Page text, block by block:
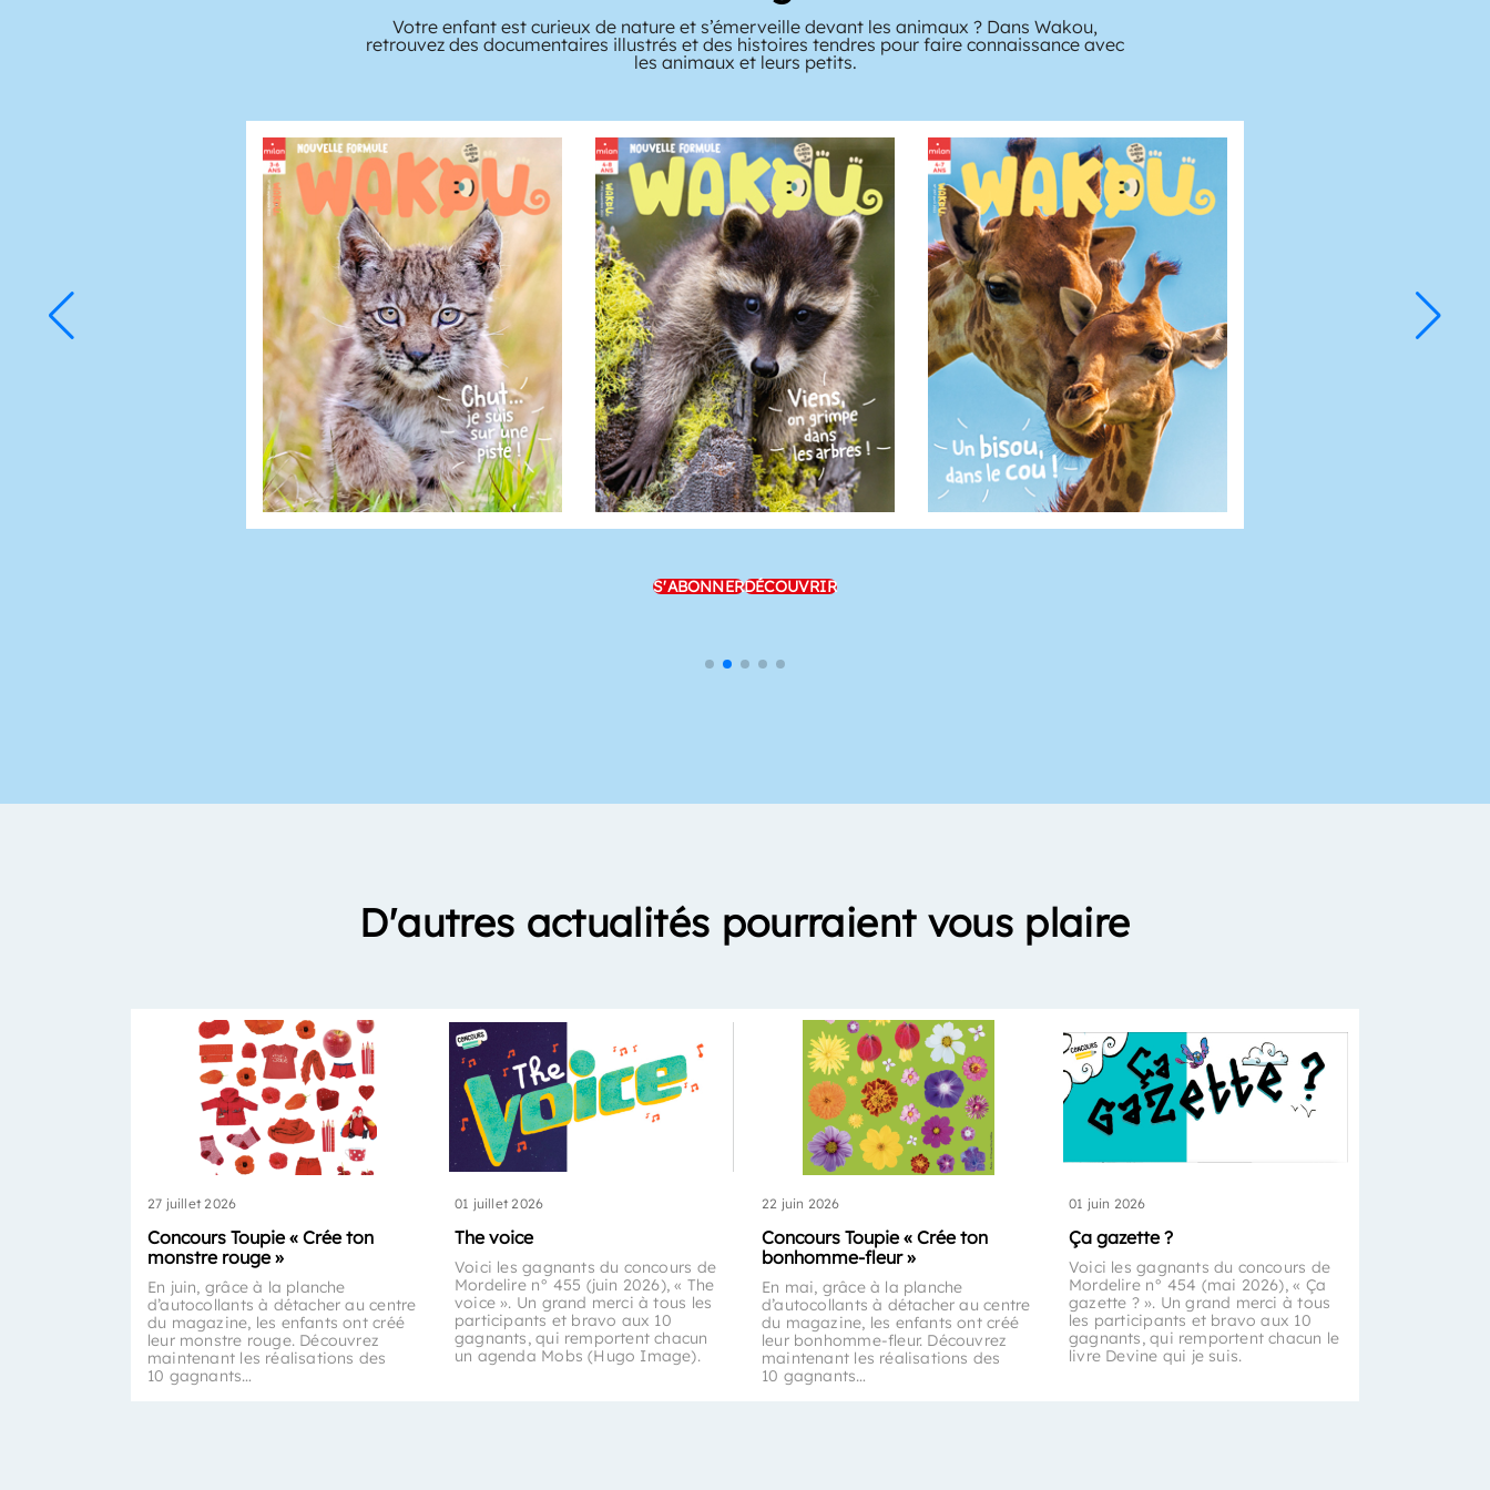
Votre enfant est curieux de nature et s’émerveille devant les animaux ? Dans Wakou,
retrouvez des documentaires illustrés et des histoires tendres pour faire connaissance avec
les animaux et leurs petits.
S'ABONNERDÉCOUVRIR
D'autres actualités pourraient vous plaire
27 juillet 2026
Concours Toupie « Crée ton
monstre rouge »
En juin, grâce à la planche
d’autocollants à détacher au centre
du magazine, les enfants ont créé
leur monstre rouge. Découvrez
maintenant les réalisations des
10 gagnants…
01 juillet 2026
The voice
Voici les gagnants du concours de
Mordelire n° 455 (juin 2026), « The
voice ». Un grand merci à tous les
participants et bravo aux 10
gagnants, qui remportent chacun
un agenda Mobs (Hugo Image).
22 juin 2026
Concours Toupie « Crée ton
bonhomme-fleur »
En mai, grâce à la planche
d’autocollants à détacher au centre
du magazine, les enfants ont créé
leur bonhomme-fleur. Découvrez
maintenant les réalisations des
10 gagnants…
01 juin 2026
Ça gazette ?
Voici les gagnants du concours de
Mordelire n° 454 (mai 2026), « Ça
gazette ? ». Un grand merci à tous
les participants et bravo aux 10
gagnants, qui remportent chacun le
livre Devine qui je suis.